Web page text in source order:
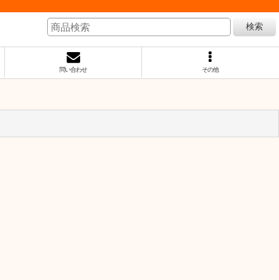
検索
問い合わせ その他